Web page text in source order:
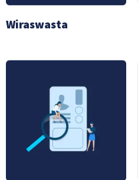
Wiraswasta